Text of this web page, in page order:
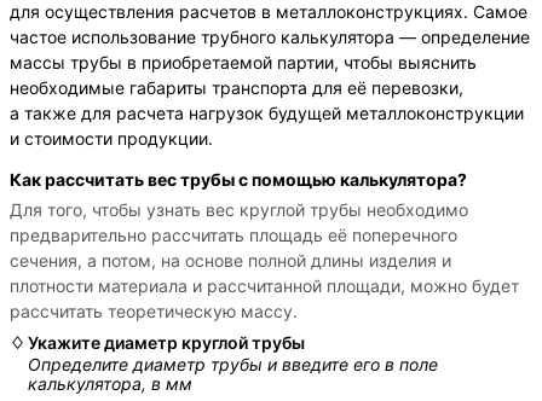
для осуществления расчетов в металлоконструкциях. Самое
частое использование трубного калькулятора — определение
массы трубы в приобретаемой партии, чтобы выяснить
необходимые габариты транспорта для её перевозки,
а также для расчета нагрузок будущей металлоконструкции
и стоимости продукции.
Как рассчитать вес трубы с помощью калькулятора?
Для того, чтобы узнать вес круглой трубы необходимо
предварительно рассчитать площадь её поперечного
сечения, а потом, на основе полной длины изделия и
плотности материала и рассчитанной площади, можно будет
рассчитать теоретическую массу.
Укажите диаметр круглой трубы
Определите диаметр трубы и введите его в поле
калькулятора, в мм